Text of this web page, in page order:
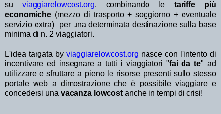
suviaggiarelowcost.org. combinando le tariffe più
economiche (mezzo di trasporto + soggiorno + eventuale
servizio extra)
per una determinata destinazione sulla base
minima di n. 2 viaggiatori.
L'idea targata by viaggiarelowcost.org nasce con l'intento di
incentivare ed insegnare a tutti i viaggiatori "fai da te" ad
utilizzare e sfruttare a pieno le risorse presenti sullo stesso
portale web a dimostrazione che è possibile viaggiare e
concedersi una vacanza lowcost anche in tempi di crisi!